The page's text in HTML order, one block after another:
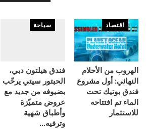
اقتصاد
الهروب من الأحلام
النهائي: أول مشروع
فندق بوتيك تحت
الماء تم افتتاحه
للاستثمار
سياحة
فندق هيلتون دبي،
الحبتور سيتي يرحّب
بضيوفه من جديد مع
عروض متميّزة
وأطباق شهية
وترفيه…